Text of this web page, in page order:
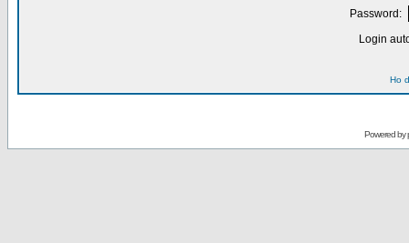
Password:
Login
Ho
Powered by